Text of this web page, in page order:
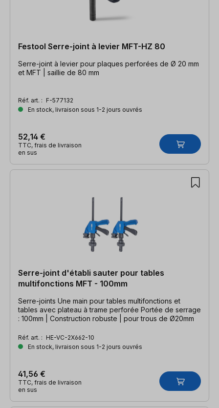
Festool Serre-joint à levier MFT-HZ 80
Serre-joint à levier pour plaques perforées de Ø 20 mm
et MFT | saillie de 80 mm
Réf. art. : F-577132
En stock, livraison sous 1-2 jours ouvrés
52,14 €
TTC, frais de livraison
en sus
Serre-joint d'établi sauter pour tables
multifonctions MFT - 100mm
Serre-joints Une main pour tables multifonctions et
tables avec plateau à trame perforée Portée de serrage
: 100mm | Construction robuste | pour trous de Ø20mm
Réf. art. : HE-VC-2X662-10
En stock, livraison sous 1-2 jours ouvrés
41,56 €
TTC, frais de livraison
en sus